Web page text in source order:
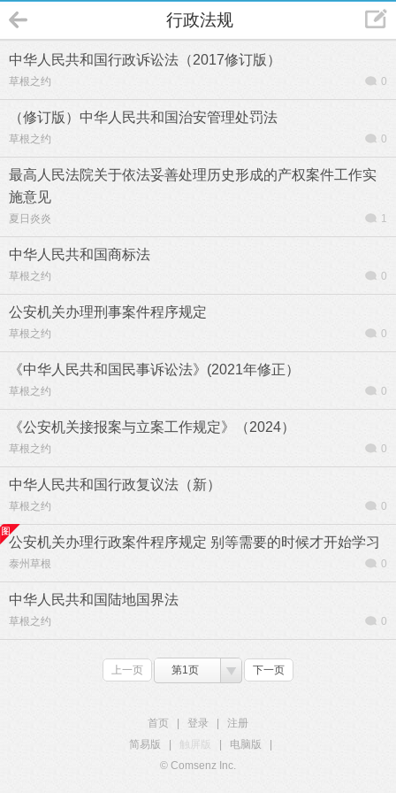
行政法规
中华人民共和国行政诉讼法（2017修订版）
草根之约 0
（修订版）中华人民共和国治安管理处罚法
草根之约 0
最高人民法院关于依法妥善处理历史形成的产权案件工作实
施意见
夏日炎炎 1
中华人民共和国商标法
草根之约 0
公安机关办理刑事案件程序规定
草根之约 0
《中华人民共和国民事诉讼法》(2021年修正）
草根之约 0
《公安机关接报案与立案工作规定》（2024）
草根之约 0
中华人民共和国行政复议法（新）
草根之约 0
公安机关办理行政案件程序规定 别等需要的时候才开始学习
泰州草根 0
中华人民共和国陆地国界法
草根之约 0
上一页 第1页 下一页
首页 登录
注册
简易版
触屏版 电脑版
© Comsenz Inc.